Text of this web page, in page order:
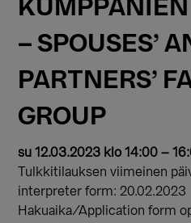
– SPOUSES’
PARTNERS’
GROUP
su 12.03.2023 klo 14:00 –
Tulkkitilauksen viimeinen
interpreter form: 20.02.2023
Hakuaika/Application form